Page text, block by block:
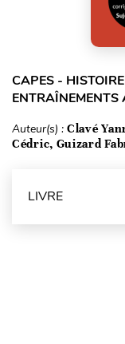
CAPES -
ENTRAÎNEMENTS
Auteur(s) : Clavé
Cédric, Guizard
LIVRE